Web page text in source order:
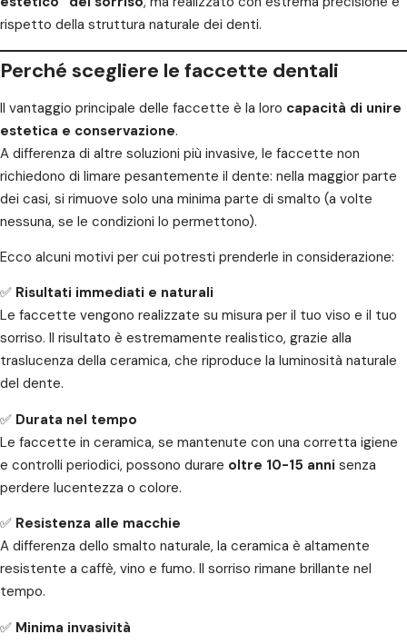
rispetto della struttura naturale dei denti.
Perché scegliere le faccette dentali
Il vantaggio principale delle faccette è la loro capacità di unire
estetica e conservazione.
A differenza di altre soluzioni più invasive, le faccette non
richiedono di limare pesantemente il dente: nella maggior parte
dei casi, si rimuove solo una minima parte di smalto (a volte
nessuna, se le condizioni lo permettono).
Ecco alcuni motivi per cui potresti prenderle in considerazione:
✅ Risultati immediati e naturali
Le faccette vengono realizzate su misura per il tuo viso e il tuo
sorriso. Il risultato è estremamente realistico, grazie alla
traslucenza della ceramica, che riproduce la luminosità naturale
del dente.
✅ Durata nel tempo
Le faccette in ceramica, se mantenute con una corretta igiene
e controlli periodici, possono durare oltre 10-15 anni senza
perdere lucentezza o colore.
✅ Resistenza alle macchie
A differenza dello smalto naturale, la ceramica è altamente
resistente a caffè, vino e fumo. Il sorriso rimane brillante nel
tempo.
✅ Minima invasività